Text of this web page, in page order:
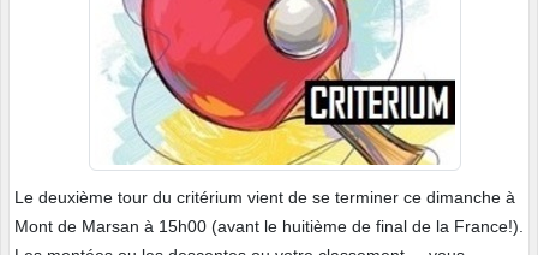
Le deuxième tour du critérium vient de se terminer ce dimanche à
Mont de Marsan à 15h00 (avant le huitième de final de la France!).